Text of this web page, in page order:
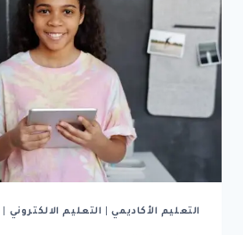
التعليم الأكاديمي| التعليم الالكتروني